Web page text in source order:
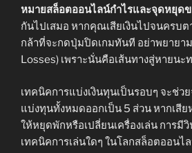
หมายสล็อตออนไลน์กำไรและจุดหยุด
กันไปเสมอ หากคุณเสียเงินไปจนครบต
กล้าที่จะกดปุ่มปิดเกมทันที อย่าพยายา
Losses) เพราะนั่นคือเส้นทางสู่หายนะท
เทคนิคการแบ่งเงินทุนเป็นรอบๆ จะช่ว
แบ่งทุนทั้งหมดออกเป็น 5 ส่วน หากเสีย
ให้หยุดพักหรือเปลี่ยนเครื่องเล่น การมี
เทคนิคการเล่นใดๆ ในโลกสล็อตออนไ